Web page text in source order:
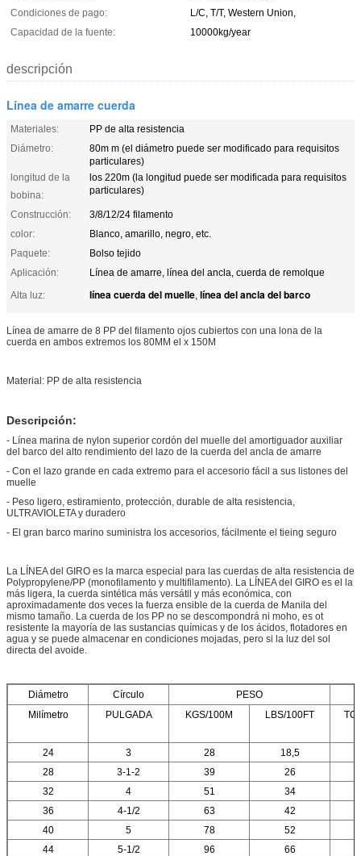
Condiciones de pago:
L/C, T/T, Western Union,
Capacidad de la fuente:
10000kg/year
descripción
Línea de amarre cuerda
Materiales:
PP de alta resistencia
Diámetro:
80m m (el diámetro puede ser modificado para requisitos
particulares)
longitud de la
bobina:
los 220m (la longitud puede ser modificada para requisitos
particulares)
Construcción:
3/8/12/24 filamento
color:
Blanco, amarillo, negro, etc.
Paquete:
Bolso tejido
Aplicación:
Línea de amarre, línea del ancla, cuerda de remolque
Alta luz:
línea cuerda del muelle, línea del ancla del barco
Línea de amarre de 8 PP del filamento ojos cubiertos con una lona de la
cuerda en ambos extremos los 80MM el x 150M
Material: PP de alta resistencia
Descripción:
- Línea marina de nylon superior cordón del muelle del amortiguador auxiliar
del barco del alto rendimiento del lazo de la cuerda del ancla de amarre
- Con el lazo grande en cada extremo para el accesorio fácil a sus listones del
muelle
- Peso ligero, estiramiento, protección, durable de alta resistencia,
ULTRAVIOLETA y duradero
- El gran barco marino suministra los accesorios, fácilmente el tieing seguro
La LÍNEA del GIRO es la marca especial para las cuerdas de alta resistencia de
Polypropylene/PP (monofilamento y multifilamento). La LÍNEA del GIRO es el la
más ligera, la cuerda sintética más versátil y más económica, con
aproximadamente dos veces la fuerza ensible de la cuerda de Manila del
mismo tamaño. La cuerda de los PP no se descompondrá ni moho, es ot
resistente la mayoría de las sustancias químicas y de los ácidos, flotadores en
agua y se puede almacenar en condiciones mojadas, pero si la luz del sol
directa del avoide.
Diámetro Círculo
PESO
Milímetro
PULGADA KGS/100M LBS/100FT
24 3 28 18,5
28
3-1-2 39 26
32
4 51 34
36
4-1/2 63 42
40
5 78 52
44
5-1/2 96 66